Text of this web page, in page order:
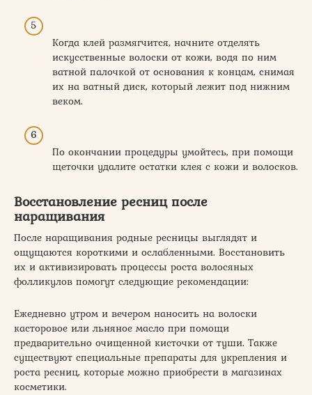
Когда клей размягчится, начните отделять
искусственные волоски от кожи, водя по ним
ватной палочкой от основания к концам, снимая
их на ватный диск, который лежит под нижним
веком.
По окончании процедуры умойтесь, при помощи
щеточки удалите остатки клея с кожи и волосков.
Восстановление ресниц после
наращивания
После наращивания родные ресницы выглядят и
ощущаются короткими и ослабленными. Восстановить
их и активизировать процессы роста волосяных
фолликулов помогут следующие рекомендации:
Ежедневно утром и вечером наносить на волоски
касторовое или льняное масло при помощи
предварительно очищенной кисточки от туши. Также
существуют специальные препараты для укрепления и
роста ресниц, которые можно приобрести в магазинах
косметики.